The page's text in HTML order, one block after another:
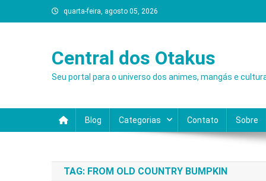
to
quarta-feira, agosto 05, 2026
Central dos Otakus
Seu portal para o universo dos animes, mangás e
Blog Categorias Contato Sobre
TAG: FROM OLD COUNTRY BUMPKIN